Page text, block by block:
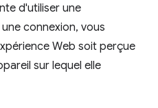
d'utiliser une
connexion, vous
Web soit perçue
sur lequel elle